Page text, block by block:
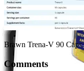
Brawn Trena-V 90
Comments